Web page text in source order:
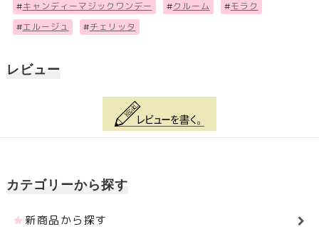
#キャンディーマジックワンデー #クルーム #モラク
#エルージュ #チェリッタ
レビュー
カテゴリーから探す
新商品から探す